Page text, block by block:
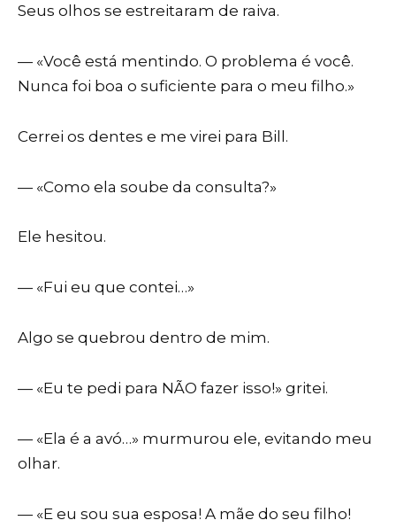
Seus olhos se estreitaram de raiva.
— «Você está mentindo. O problema é você.
Nunca foi boa o suficiente para o meu filho.»
Cerrei os dentes e me virei para Bill.
— «Como ela soube da consulta?»
Ele hesitou.
— «Fui eu que contei…»
Algo se quebrou dentro de mim.
— «Eu te pedi para NÃO fazer isso!» gritei.
— «Ela é a avó…» murmurou ele, evitando meu
olhar.
— «E eu sou sua esposa! A mãe do seu filho!